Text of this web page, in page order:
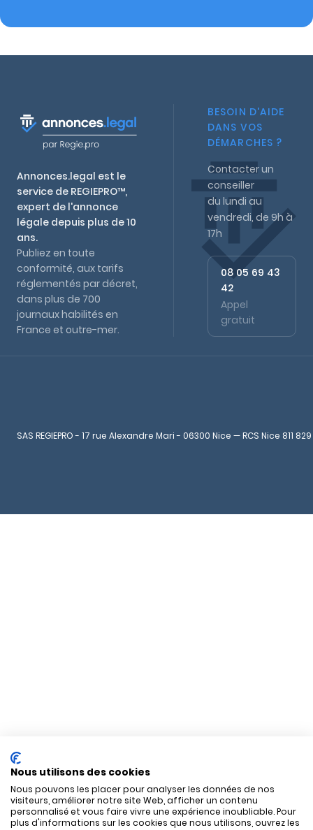
Annonces.legal est le
service de REGIEPRO™,
expert de l'annonce
légale depuis plus de 10
ans.
Publiez en toute
conformité, aux tarifs
réglementés par décret,
dans plus de 700
journaux habilités en
France et outre-mer.
BESOIN D'AIDE
DANS VOS
DÉMARCHES ?
Contacter un
conseiller
du lundi au
vendredi, de 9h à
17h
08 05 69 43
42
Appel
gratuit
SAS REGIEPRO - 17 rue Alexandre Mari - 06300 Nice — RCS Nice 811
Nous utilisons des cookies
Nous pouvons les placer pour analyser les données de nos
visiteurs, améliorer notre site Web, afficher un contenu
personnalisé et vous faire vivre une expérience inoubliable. Pour
plus d'informations sur les cookies que nous utilisons, ouvrez les